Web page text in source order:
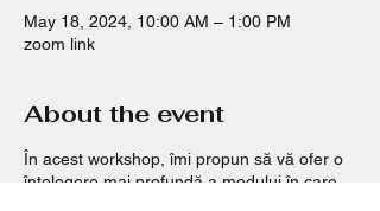
May 18, 2024, 10:00 AM – 1:00 PM
zoom link
About the event
În acest workshop, îmi propun să vă ofer o
înțelegere mai profundă a modului în care